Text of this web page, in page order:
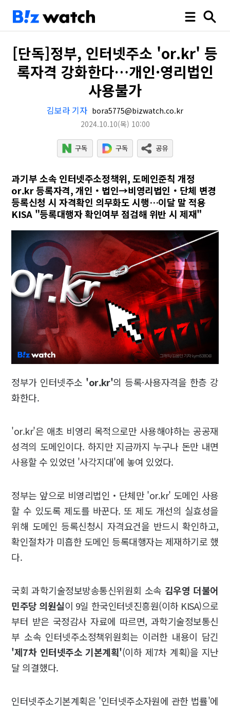
[단독]정부, 인터넷주소 'or.kr' 등
록자격 강화한다…개인·영리법인
사용불가
김보라 기자 bora5775@bizwatch.co.kr
2024.10.10(목) 10:00
과기부 소속 인터넷주소정책위, 도메인준칙 개정
or.kr 등록자격, 개인‧법인→비영리법인‧단체 변경
등록신청 시 자격확인 의무화도 시행…이달 말 적용
KISA "등록대행자 확인여부 점검해 위반 시 제재"
정부가 인터넷주소 'or.kr'의 등록·사용자격을 한층 강
화한다.
'or.kr'은 애초 비영리 목적으로만 사용해야하는 공공재
성격의 도메인이다. 하지만 지금까지 누구나 돈만 내면
사용할 수 있었던 '사각지대'에 놓여 있었다.
정부는 앞으로 비영리법인‧단체만 'or.kr' 도메인 사용
할 수 있도록 제도를 바꾼다. 또 제도 개선의 실효성을
위해 도메인 등록신청시 자격요건을 반드시 확인하고,
확인절차가 미흡한 도메인 등록대행자는 제재하기로 했
다.
국회 과학기술정보방송통신위원회 소속 김우영 더불어
민주당 의원실이 9일 한국인터넷진흥원(이하 KISA)으로
부터 받은 국정감사 자료에 따르면, 과학기술정보통신
부 소속 인터넷주소정책위원회는 이러한 내용이 담긴
'제7차 인터넷주소 기본계획'(이하 제7차 계획)을 지난
달 의결했다.
인터넷주소기본계획은 '인터넷주소자원에 관한 법률'에